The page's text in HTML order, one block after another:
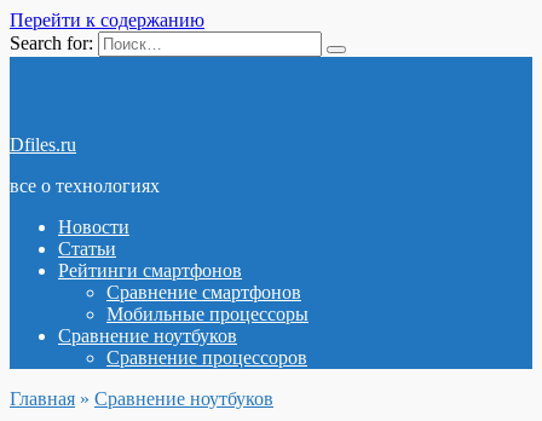
Перейти к содержанию
Search for:
Dfiles.ru
все о технологиях
Новости
Статьи
Рейтинги смартфонов
Сравнение смартфонов
Мобильные процессоры
Сравнение ноутбуков
Сравнение процессоров
Главная » Сравнение ноутбуков